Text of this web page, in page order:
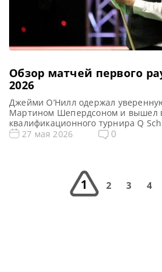
Обзор матчей первого
2026
Джейми О’Нилл одержал
Мартином Шепердсоном и вышел
квалификационного турнира Q
сообщает totallysnookered После
Бывший профессионал О’Нил в
27 мая 2026 0
1 2 3 4